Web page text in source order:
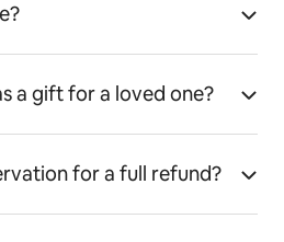
a gift for a loved one?
for a full refund?